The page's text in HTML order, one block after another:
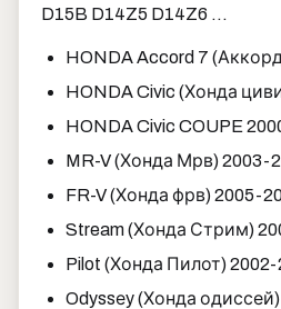
D15B D14Z5 D14Z6 ...
HONDA Accord 7
HONDA Civic (Хонда
HONDA Civic COUPE
MR-V (Хонда Мрв) 2003-
FR-V (Хонда фрв) 2005-
Stream (Хонда Стрим)
Pilot (Хонда Пилот) 2002-
Odyssеy (Хонда